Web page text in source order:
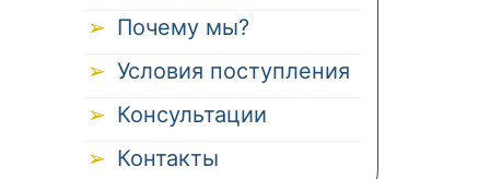
Почему мы?
Условия поступления
Консультации
Контакты